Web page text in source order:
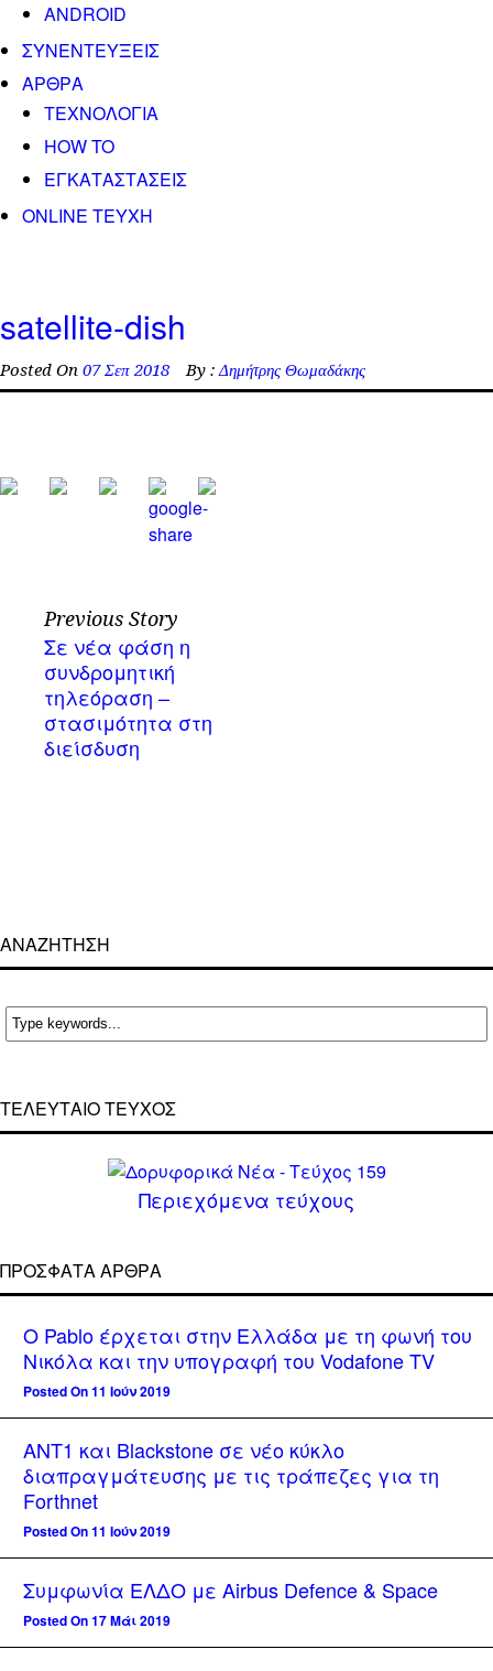
ANDROID
ΣΥΝΕΝΤΕΥΞΕΙΣ
ΑΡΘΡΑ
ΤΕΧΝΟΛΟΓΙΑ
HOW TO
ΕΓΚΑΤΑΣΤΑΣΕΙΣ
ONLINE TEYXH
satellite-dish
Posted On 07 Σεπ 2018 By : Δημήτρης Θωμαδάκης
Previous Story
Σε νέα φάση η
συνδρομητική
τηλεόραση –
στασιμότητα στη
διείσδυση
ΑΝΑΖΗΤΗΣΗ
ΤΕΛΕΥΤΑΙΟ ΤΕΥΧΟΣ
Περιεχόμενα τεύχους
ΠΡΌΣΦΑΤΑ ΆΡΘΡΑ
Ο Pablo έρχεται στην Ελλάδα με τη φωνή του
Νικόλα και την υπογραφή του Vodafone TV
Posted On 11 Ιούν 2019
ΑΝΤ1 και Blackstone σε νέο κύκλο
διαπραγμάτευσης με τις τράπεζες για τη
Forthnet
Posted On 11 Ιούν 2019
Συμφωνία ΕΛΔΟ με Airbus Defence & Space
Posted On 17 Μάι 2019